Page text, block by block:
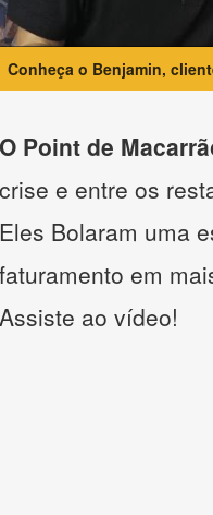
Conheça o Benjamin,
O Point de
crise e entre os
Eles Bolaram uma
faturamento em
Assiste ao vídeo!